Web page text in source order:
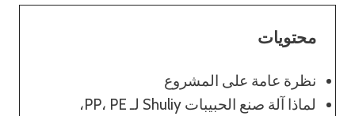
محتويات
نظرة عامة على المشروع
لماذا آلة صنع الحبيبات Shuliy لـ PP، PE،